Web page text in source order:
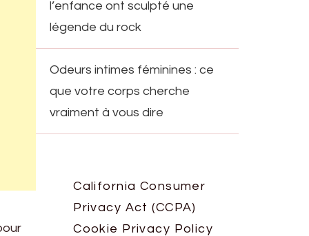
l’enfance ont sculpté une
légende du rock
Odeurs intimes féminines : ce
que votre corps cherche
vraiment à vous dire
California Consumer
Privacy Act (CCPA)
Cookie Privacy Policy